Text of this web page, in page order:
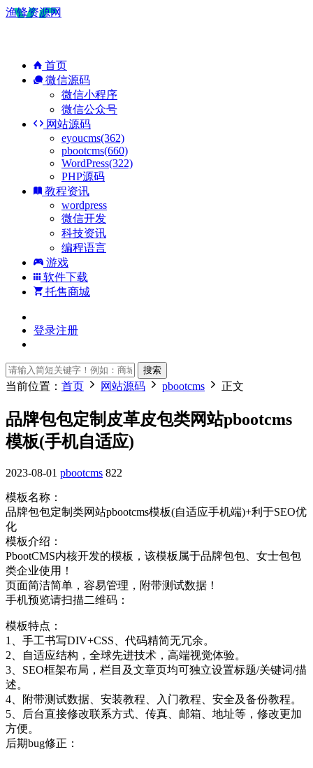
渔锋资源网
首页
微信源码
微信小程序
微信公众号
网站源码
eyoucms(362)
pbootcms(660)
WordPress(322)
PHP源码
教程资讯
wordpress
微信开发
科技资讯
编程语言
游戏
软件下载
托售商城
登录注册
搜索
当前位置： 首页 网站源码 pbootcms 正文
品牌包包定制皮革皮包类网站pbootcms
模板(手机自适应)
2023-08-01 pbootcms 822
模板名称：
品牌包包定制类网站pbootcms模板(自适应手机端)+利于SEO优
化
模板介绍：
PbootCMS内核开发的模板，该模板属于品牌包包、女士包包
类企业使用！
页面简洁简单，容易管理，附带测试数据！
手机预览请扫描二维码：
模板特点：
1、手工书写DIV+CSS、代码精简无冗余。
2、自适应结构，全球先进技术，高端视觉体验。
3、SEO框架布局，栏目及文章页均可独立设置标题/关键词/描
述。
4、附带测试数据、安装教程、入门教程、安全及备份教程。
5、后台直接修改联系方式、传真、邮箱、地址等，修改更加
方便。
后期bug修正：